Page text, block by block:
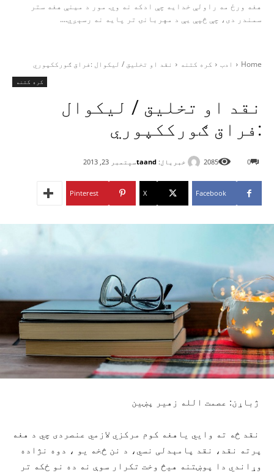
هغه ورځ مه راولې خدایه چې ادکه نه وي. مور د مینې هغه ستر
سمندر دی، چې څپې یې د مهربانۍ تر پایه نه رسېږي....